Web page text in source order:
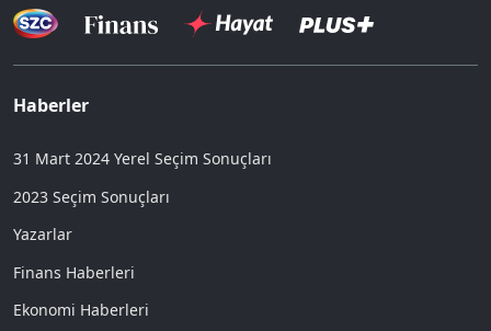
Haberler
31 Mart 2024 Yerel Seçim Sonuçları
2023 Seçim Sonuçları
Yazarlar
Finans Haberleri
Ekonomi Haberleri